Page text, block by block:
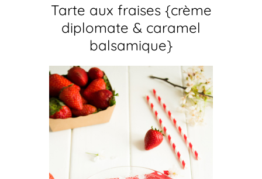
Tarte aux fraises {crème
diplomate & caramel
balsamique}